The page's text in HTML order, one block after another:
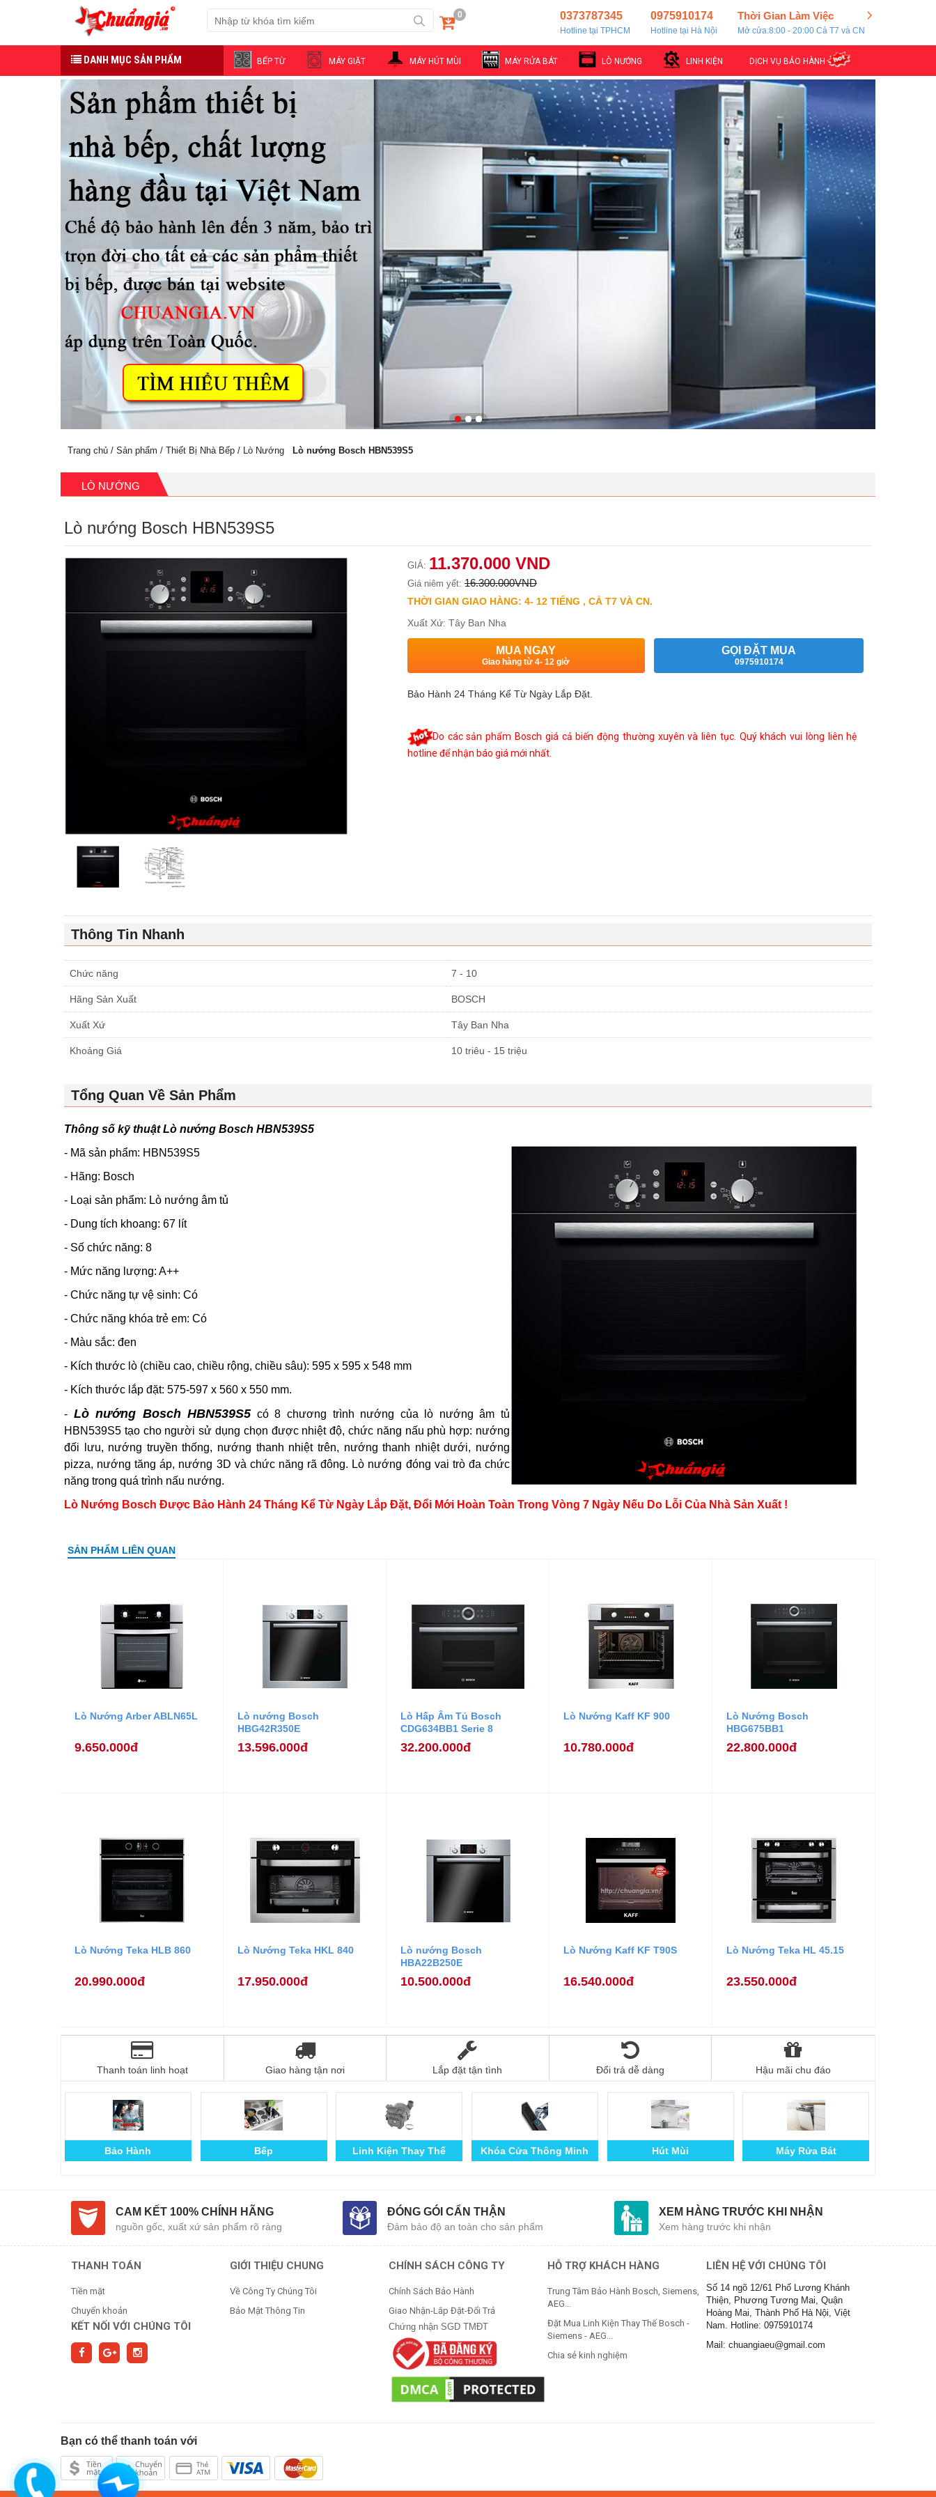
0 Thời Gian Làm Việc
Mở cửa:8:00 - 20:00 Cả T7 và CN
0975910174
Hotline tại Hà Nội
0373787345
Hotline tại TPHCM
DANH MỤC SẢN PHẨM BẾP TỪ MÁY GIẶT MÁY HÚT MÙI MÁY RỬA BÁT LÒ NƯỚNG LINH KIỆN DỊCH VỤ BẢO HÀNH
Trang chủ / Sản phẩm / Thiết Bị Nhà Bếp / Lò Nướng Lò nướng Bosch HBN539S5
LÒ NƯỚNG
Lò nướng Bosch HBN539S5
GIÁ: 11.370.000 VND
Giá niêm yết: 16.300.000VND
THỜI GIAN GIAO HÀNG: 4- 12 TIẾNG , CẢ T7 VÀ CN.
Xuất Xứ: Tây Ban Nha
MUA NGAY
Giao hàng từ 4- 12 giờ
GỌI ĐẶT MUA
0975910174
Bảo Hành 24 Tháng Kể Từ Ngày Lắp Đặt.
Do các sản phẩm Bosch giá cả biến động thường xuyên và liên tục. Quý khách vui lòng liên hệ
hotline để nhận báo giá mới nhất.
Thông Tin Nhanh
Chức năng 7 - 10
Hãng Sản Xuất BOSCH
Xuất Xứ Tây Ban Nha
Khoảng Giá 10 triêu - 15 triệu
Tổng Quan Về Sản Phẩm
Thông số kỹ thuật Lò nướng Bosch HBN539S5
- Mã sản phẩm: HBN539S5
- Hãng: Bosch
- Loại sản phẩm: Lò nướng âm tủ
- Dung tích khoang: 67 lít
- Số chức năng: 8
- Mức năng lượng: A++
- Chức năng tự vệ sinh: Có
- Chức năng khóa trẻ em: Có
- Màu sắc: đen
- Kích thước lò (chiều cao, chiều rộng, chiều sâu): 595 x 595 x 548 mm
- Kích thước lắp đặt: 575-597 x 560 x 550 mm.
- Lò nướng Bosch HBN539S5có 8 chương trình nướng của lò nướng âm tủ
HBN539S5 tạo cho người sử dụng chọn được nhiệt độ, chức năng nấu phù hợp: nướng
đối lưu, nướng truyền thống, nướng thanh nhiệt trên, nướng thanh nhiệt dưới, nướng
pizza, nướng tăng áp, nướng 3D và chức năng rã đông. Lò nướng đóng vai trò đa chức
năng trong quá trình nấu nướng.
Lò Nướng Bosch Được Bảo Hành 24 Tháng Kể Từ Ngày Lắp Đặt, Đổi Mới Hoàn Toàn Trong Vòng 7 Ngày Nếu Do Lỗi Của Nhà Sản Xuất !
SẢN PHẨM LIÊN QUAN
Lò Nướng Arber ABLN65L
9.650.000đ
Lò nướng Bosch
HBG42R350E
13.596.000đ
Lò Hấp Âm Tủ Bosch
CDG634BB1 Serie 8
32.200.000đ
Lò Nướng Kaff KF 900
10.780.000đ
Lò Nướng Bosch
HBG675BB1
22.800.000đ
Lò Nướng Teka HLB 860
20.990.000đ
Lò Nướng Teka HKL 840
17.950.000đ
Lò nướng Bosch
HBA22B250E
10.500.000đ
Lò Nướng Kaff KF T90S
16.540.000đ
Lò Nướng Teka HL 45.15
23.550.000đ
Thanh toán linh hoạt Giao hàng tận nơi Lắp đặt tận tình Đổi trả dễ dàng Hậu mãi chu đáo
Bảo Hành Bếp Linh Kiện Thay Thế Khóa Cửa Thông Minh Hút Mùi Máy Rửa Bát
CAM KẾT 100% CHÍNH HÃNG
nguồn gốc, xuất xứ sản phẩm rõ ràng
ĐÓNG GÓI CẨN THẬN
Đảm bảo độ an toàn cho sản phẩm
XEM HÀNG TRƯỚC KHI NHẬN
Xem hàng trước khi nhận
THANH TOÁN
Tiền mặt
Chuyển khoản
KẾT NỐI VỚI CHÚNG TÔI
GIỚI THIỆU CHUNG
Về Công Ty Chúng Tôi
Bảo Mật Thông Tin
CHÍNH SÁCH CÔNG TY
Chính Sách Bảo Hành
Giao Nhận-Lắp Đặt-Đổi Trả
Chứng nhận SGD TMĐT
HỖ TRỢ KHÁCH HÀNG
Trung Tâm Bảo Hành Bosch, Siemens,
AEG...
Đặt Mua Linh Kiện Thay Thế Bosch -
Siemens - AEG...
Chia sẻ kinh nghiệm
LIÊN HỆ VỚI CHÚNG TÔI
Số 14 ngõ 12/61 Phố Lương Khánh
Thiện, Phương Tương Mai, Quận
Hoàng Mai, Thành Phố Hà Nội, Việt
Nam. Hotline: 0975910174
Mail: chuangiaeu@gmail.com
Bạn có thể thanh toán với